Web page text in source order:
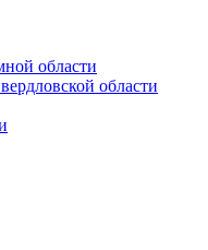
области
области